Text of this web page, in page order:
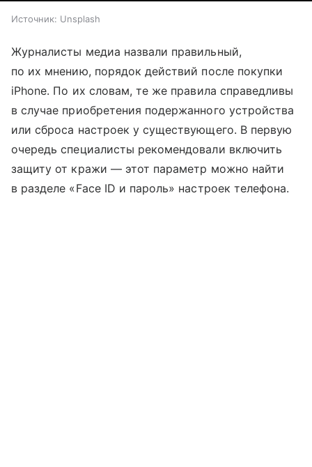
Источник: Unsplash
Журналисты медиа назвали правильный,
по их мнению, порядок действий после покупки
iPhone. По их словам, те же правила справедливы
в случае приобретения подержанного устройства
или сброса настроек у существующего. В первую
очередь специалисты рекомендовали включить
защиту от кражи — этот параметр можно найти
в разделе «Face ID и пароль» настроек телефона.